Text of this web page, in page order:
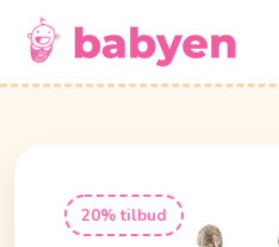
20% tilbud